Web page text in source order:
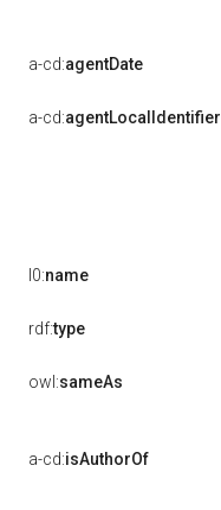
a-cd:agentDate
a-cd:agentLocalIdentifier
l0:name
rdf:type
owl:sameAs
a-cd:isAuthorOf